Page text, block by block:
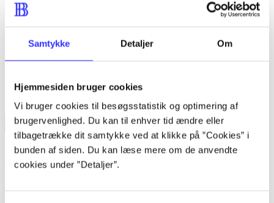
Samtykke Detaljer Om
Hjemmesiden bruger cookies
Vi bruger cookies til besøgsstatistik og optimering af
brugervenlighed. Du kan til enhver tid ændre eller
tilbagetrække dit samtykke ved at klikke på ”Cookies” i
bunden af siden. Du kan læse mere om de anvendte
cookies under ”Detaljer”.
ForsideBøgerArtikler FilmMusik SpilNoder Søg
Søg